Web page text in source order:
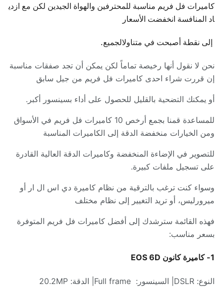
كاميرات فل فريم مناسبة للمحترفين والهواة الجيدين لكن مع ازدي
اد المنافسة انخفضت الأسعار
إلى نقطة أصبحت في متناولالجميع.
نحن لا نقول أنها رخيصة تماماً لكن يمكن أن تجد صفقات مناسبة
إن قررت شراء احدى كاميرات فل فريم من جيل سابق
أو يمكنك التضحية بالقليل للحصول على أداء بسينسور أكبر .
للمساعدة قمنا بجمع أرخص
كاميرات فل فريم في الأسواق
ومن الخيارات منخفضة الدقة إلى الكاميرات المناسبة
للتصوير في الإضاءة المنخفضة وكاميرات الدقة العالية القادرة
على تسجيل ملفات كبيرة.
وسواء كنت ترغب بالترقية من نظام كاميرة دي اس ال ار أو
ميرورليس، أو تريد التغيير إلى نظام مختلف
فهذه القائمة سترشدك إلى أفضل كاميرات فل فريم المتوفرة
بسعر مناسب:
1- كاميرة كانون
النوع: DSLR| السينسور :
Full frame| الدقة : 20.2MP